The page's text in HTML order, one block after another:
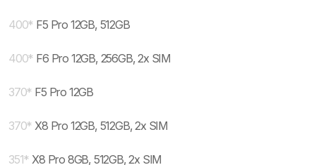
400* F5 Pro 12GB, 512GB
400* F6 Pro 12GB, 256GB, 2x SIM
370* F5 Pro 12GB
370* X8 Pro 12GB, 512GB, 2x SIM
351* X8 Pro 8GB, 512GB, 2x SIM